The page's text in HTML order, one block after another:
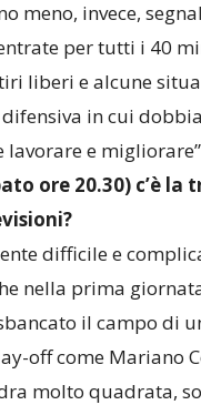
meno, invece,
per tutti i 40
liberi e alcune
in cui
lavorare e
ore 20.30) c’è la
difficile e
nella prima
il campo di
off come Mariano
molto quadrata,